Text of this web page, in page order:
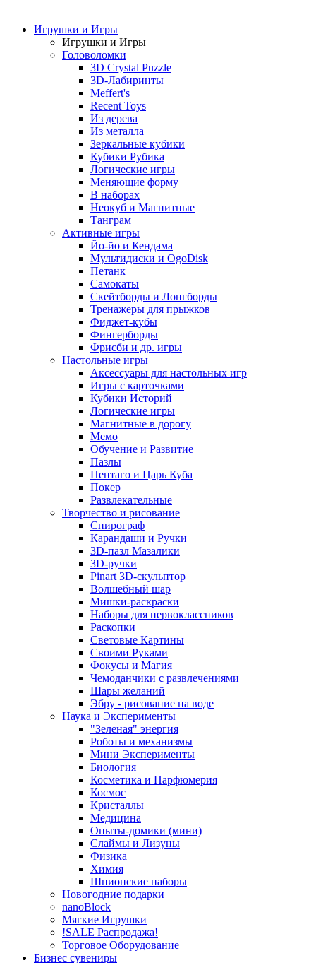
Игрушки и Игры
Игрушки и Игры
Головоломки
3D Crystal Puzzle
3D-Лабиринты
Meffert's
Recent Toys
Из дерева
Из металла
Зеркальные кубики
Кубики Рубика
Логические игры
Меняющие форму
В наборах
Неокуб и Магнитные
Танграм
Активные игры
Йо-йо и Кендама
Мультидиски и OgoDisk
Петанк
Самокаты
Скейтборды и Лонгборды
Тренажеры для прыжков
Фиджет-кубы
Фингерборды
Фрисби и др. игры
Настольные игры
Аксессуары для настольных игр
Игры с карточками
Кубики Историй
Логические игры
Магнитные в дорогу
Мемо
Обучение и Развитие
Пазлы
Пентаго и Царь Куба
Покер
Развлекательные
Творчество и рисование
Спирограф
Карандаши и Ручки
3D-пазл Мазалики
3D-ручки
Pinart 3D-скульптор
Волшебный шар
Мишки-раскраски
Наборы для первоклассников
Раскопки
Световые Картины
Своими Руками
Фокусы и Магия
Чемоданчики с развлечениями
Шары желаний
Эбру - рисование на воде
Наука и Эксперименты
"Зеленая" энергия
Роботы и механизмы
Мини Эксперименты
Биология
Косметика и Парфюмерия
Космос
Кристаллы
Медицина
Опыты-домики (мини)
Слаймы и Лизуны
Физика
Химия
Шпионские наборы
Новогодние подарки
nanoBlock
Мягкие Игрушки
!SALE Распродажа!
Торговое Оборудование
Бизнес сувениры